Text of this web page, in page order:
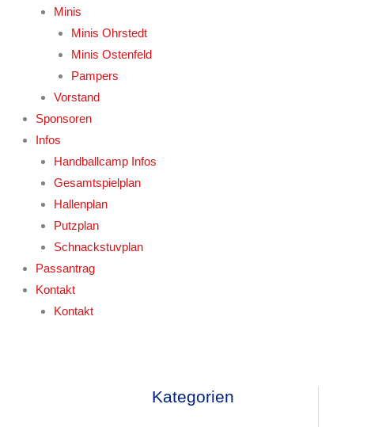
Minis
Minis Ohrstedt
Minis Ostenfeld
Pampers
Vorstand
Sponsoren
Infos
Handballcamp Infos
Gesamtspielplan
Hallenplan
Putzplan
Schnackstuvplan
Passantrag
Kontakt
Kontakt
Kategorien